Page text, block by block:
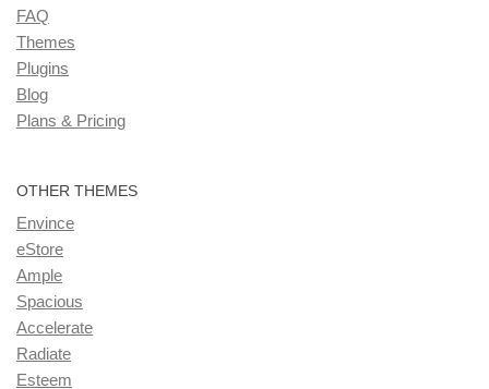
FAQ
Themes
Plugins
Blog
Plans & Pricing
OTHER THEMES
Envince
eStore
Ample
Spacious
Accelerate
Radiate
Esteem